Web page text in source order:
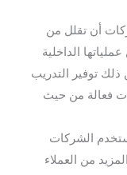
أن تقلل من
الداخلية
توفير التدريب
فعالة من حيث
الشركات
من العملاء